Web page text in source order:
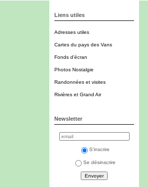
Liens utiles
Adresses utiles
Cartes du pays des Vans
Fonds d'écran
Photos Nostalgie
Randonnées et visites
Rivières et Grand Air
Newsletter
S'inscrire
Se désinscrire